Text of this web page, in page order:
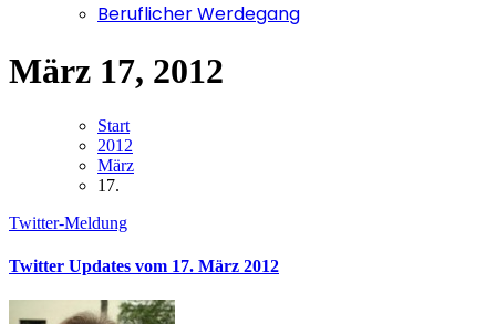
Beruflicher Werdegang
März 17, 2012
Start
2012
März
17.
Twitter-Meldung
Twitter Updates vom 17. März 2012